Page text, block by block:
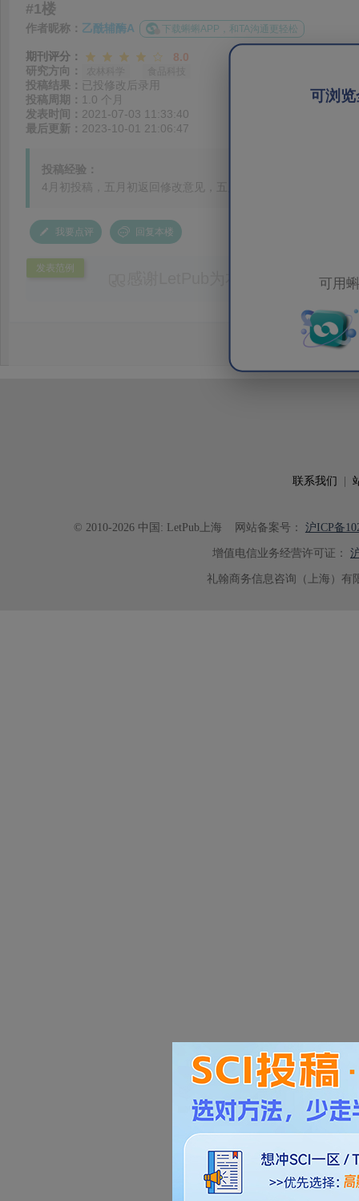
可浏
可用
#1楼
作者昵称： 乙酰辅酶A 下载蝌蝌APP，和TA沟通更轻松
期刊评分：
8.0
研究方向：
投稿结果： 已投修改后录用
投稿周期： 1.0 个月
发表时间： 2021-07-03 11:33:40
最后更新： 2023-10-01 21:06:47
投稿经验：
4月初投稿，五月初返回修改意见，五月下旬修回，六月初见
我要点评 回复本楼
发表范例
感谢LetPub为本论文提供专业
效应及界面电荷传输等研究内容，
论述逻辑进行了系统梳理，使研究
析及机理讨论之间的关系更加清晰
联系我们
© 2010-2026 中国: LetPub上海 网站备案号： 沪ICP备
增值电信业务经营许可证：
礼翰商务信息咨询（上海）